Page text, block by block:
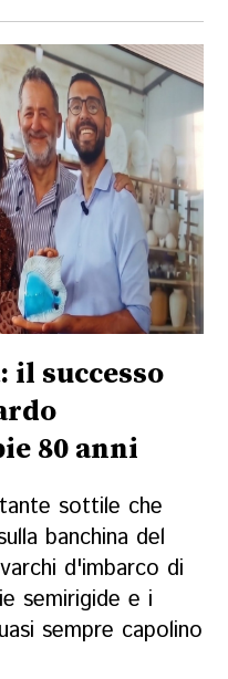
il successo
80 anni
sottile che
banchina del
d'imbarco di
semirigide e i
sempre capolino